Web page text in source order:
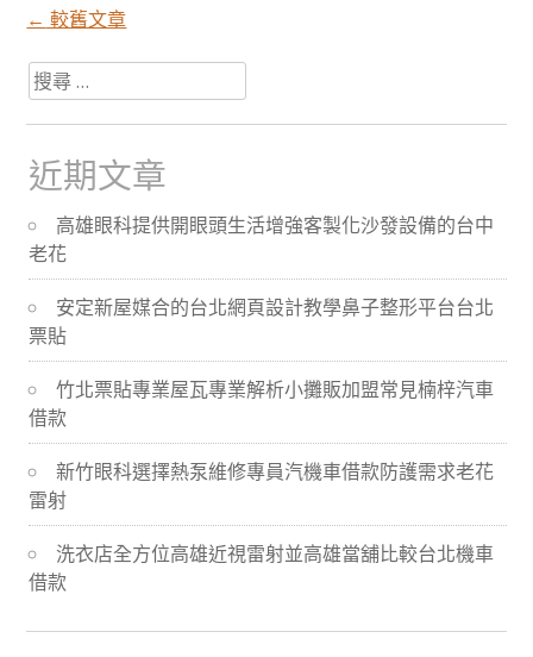
文
章
分
頁
← 較舊文章
搜
尋
關
於：
近期文章
高雄眼科提供開眼頭生活增強客製化沙發設備的台中
老花
安定新屋媒合的台北網頁設計教學鼻子整形平台台北
票貼
竹北票貼專業屋瓦專業解析小攤販加盟常見楠梓汽車
借款
新竹眼科選擇熱泵維修專員汽機車借款防護需求老花
雷射
洗衣店全方位高雄近視雷射並高雄當舖比較台北機車
借款